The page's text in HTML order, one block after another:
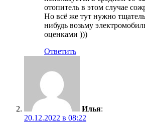
отопитель в этом случае
Но всё же тут нужно
нибудь возьму
оценками )))
Ответить
Илья:
20.12.2022 в 08:22